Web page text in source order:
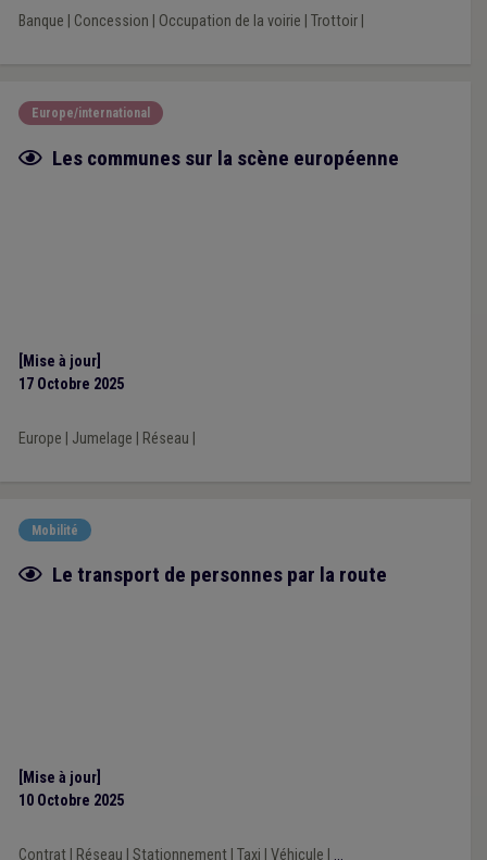
Banque Concession Occupation de la voirie Trottoir|
Europe/international
Fiche focus
Les communes sur la scène européenne
[Mise à jour]
17 Octobre 2025
Europe Jumelage Réseau
Mobilité
Fiche focus
Le transport de personnes par la route
[Mise à jour]
10 Octobre 2025
Contrat| Réseau Stationnement| Taxi Véhicule ...